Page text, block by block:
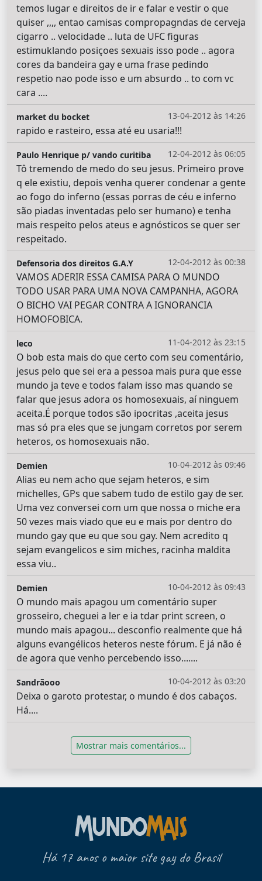
temos lugar e direitos de ir e falar e vestir o que
quiser ,,,, entao camisas compropagndas de cerveja
cigarro .. velocidade .. luta de UFC figuras
estimuklando posiçoes sexuais isso pode .. agora
cores da bandeira gay e uma frase pedindo
respetio nao pode isso e um absurdo .. to com vc
cara ....
13-04-2012 às 14:26
market du bocket
rapido e rasteiro, essa até eu usaria!!!
12-04-2012 às 06:05
Paulo Henrique p/ vando curitiba
Tô tremendo de medo do seu jesus. Primeiro prove
q ele existiu, depois venha querer condenar a gente
ao fogo do inferno (essas porras de céu e inferno
são piadas inventadas pelo ser humano) e tenha
mais respeito pelos ateus e agnósticos se quer ser
respeitado.
12-04-2012 às 00:38
Defensoria dos direitos G.A.Y
VAMOS ADERIR ESSA CAMISA PARA O MUNDO
TODO USAR PARA UMA NOVA CAMPANHA, AGORA
O BICHO VAI PEGAR CONTRA A IGNORANCIA
HOMOFOBICA.
11-04-2012 às 23:15
leco
O bob esta mais do que certo com seu comentário,
jesus pelo que sei era a pessoa mais pura que esse
mundo ja teve e todos falam isso mas quando se
falar que jesus adora os homosexuais, aí ninguem
aceita.É porque todos são ipocritas ,aceita jesus
mas só pra eles que se jungam corretos por serem
heteros, os homosexuais não.
10-04-2012 às 09:46
Demien
Alias eu nem acho que sejam heteros, e sim
michelles, GPs que sabem tudo de estilo gay de ser.
Uma vez conversei com um que nossa o miche era
50 vezes mais viado que eu e mais por dentro do
mundo gay que eu que sou gay. Nem acredito q
sejam evangelicos e sim miches, racinha maldita
essa viu..
10-04-2012 às 09:43
Demien
O mundo mais apagou um comentário super
grosseiro, cheguei a ler e ia tdar print screen, o
mundo mais apagou... desconfio realmente que há
alguns evangélicos heteros neste fórum. E já não é
de agora que venho percebendo isso.......
10-04-2012 às 03:20
Sandrãooo
Deixa o garoto protestar, o mundo é dos cabaços.
Há....
Mostrar mais comentários...
Há 17 anos o maior site gay do Brasil